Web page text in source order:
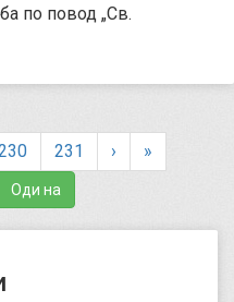
по повод „Св.
231 › »